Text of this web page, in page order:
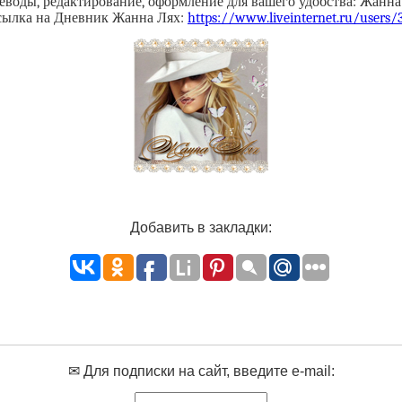
на Дневник Жанна Лях: https://www.liveinternet.ru/users/
Добавить в закладки:
✉ Для подписки на сайт, введите e-mail: